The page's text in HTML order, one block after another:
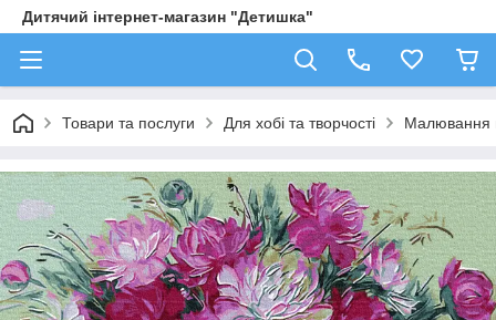
Дитячий інтернет-магазин "Детишка"
Товари та послуги Для хобі та творчості Малювання